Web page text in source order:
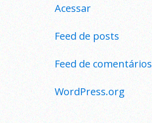
Acessar
Feed de posts
Feed de comentários
WordPress.org